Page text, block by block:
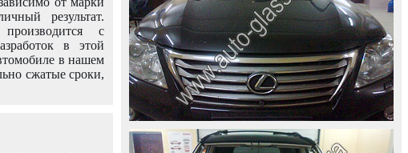
результат.
с
в этой
в нашем
сжатые сроки,